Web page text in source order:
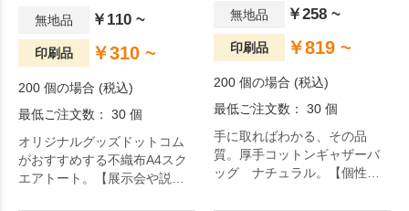
無地品 ￥110 ~
印刷品 ￥310 ~
200 個の場合 (税込)
最低ご注文数： 30 個
オリジナルグッズドットコム
がおすすめする不織布A4スク
エアトート。【展示会や説明
無地品 ￥258 ~
印刷品 ￥819 ~
200 個の場合 (税込)
最低ご注文数： 30 個
手に取ればわかる、その品
質。厚手コットンギャザーバ
ッグ ナチュラル。【個性が